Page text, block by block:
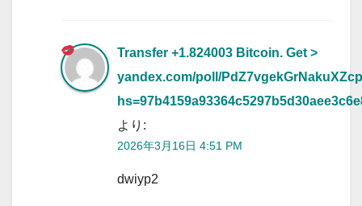
Transfer +1.824003 Bitcoin. Get >
yandex.com/poll/
より:
2026年3月16日 4:51 PM
dwiyp2